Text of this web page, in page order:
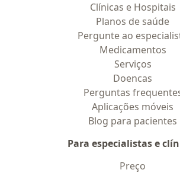
Clínicas e Hospitais
Planos de saúde
Pergunte ao
Medicamentos
Serviços
Doencas
Perguntas
Aplicações móveis
Blog para pacientes
Para especialistas e
Preço